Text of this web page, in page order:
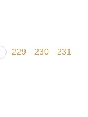
229 230
231